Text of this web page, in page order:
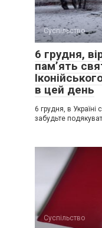
Суспільство
6 грудня,
пам’ять
в цей день
6 грудня, в
забудьте
Суспільство